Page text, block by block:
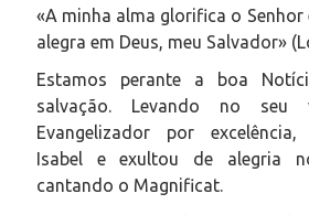
«A minha alma glorifica o Senhor
alegra em Deus, meu Salvador»
Estamos perante a boa
salvação. Levando no seu
Evangelizador por
Isabel e exultou de alegria
cantando o Magnificat.